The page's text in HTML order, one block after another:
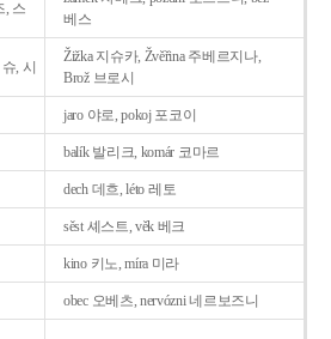
, 스
베스
, 시
Žižka 지슈카, Žvěřina 주베르지나,
Brož 브로시
jaro 야로, pokoj 포코이
balík 발리크, komár 코마르
dech 데흐, léto 레토
sěst 셰스트, věk 베크
kino 키노, míra 미라
obec 오베츠, nervózni 네르보즈니